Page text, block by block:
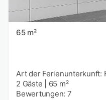
65 m²
Art der Ferienunterkunft:
2 Gäste
65 m²
Bewertungen: 7